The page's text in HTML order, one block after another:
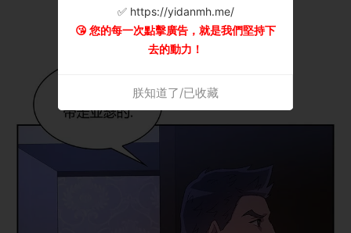
✅ https://yidanmh.me/
😘 您的每一次點擊廣告，就是我們堅持下
去的動力！
朕知道了/已收藏